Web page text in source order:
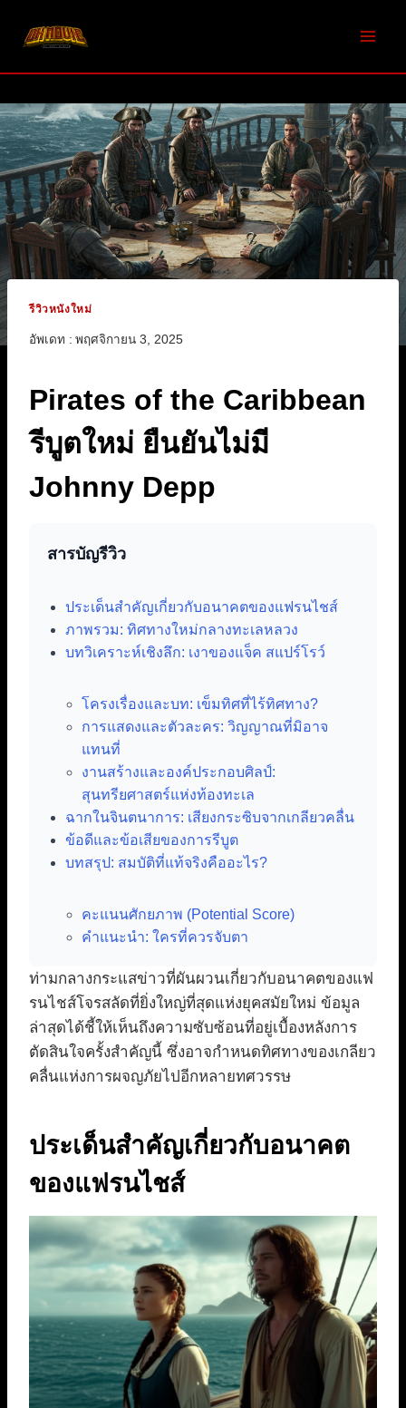
รีวิวหนังใหม่
อัพเดท : พฤศจิกายน 3, 2025
Pirates of the Caribbean
รีบูตใหม่ ยืนยันไม่มี
Johnny Depp
สารบัญรีวิว
ประเด็นสำคัญเกี่ยวกับอนาคตของแฟรนไชส์
ภาพรวม: ทิศทางใหม่กลางทะเลหลวง
บทวิเคราะห์เชิงลึก: เงาของแจ็ค สแปร์โรว์
โครงเรื่องและบท: เข็มทิศที่ไร้ทิศทาง?
การแสดงและตัวละคร: วิญญาณที่มิอาจ
แทนที่
งานสร้างและองค์ประกอบศิลป์:
สุนทรียศาสตร์แห่งท้องทะเล
ฉากในจินตนาการ: เสียงกระซิบจากเกลียวคลื่น
ข้อดีและข้อเสียของการรีบูต
บทสรุป: สมบัติที่แท้จริงคืออะไร?
คะแนนศักยภาพ (Potential Score)
คำแนะนำ: ใครที่ควรจับตา
ท่ามกลางกระแสข่าวที่ผันผวนเกี่ยวกับอนาคตของแฟ
รนไชส์โจรสลัดที่ยิ่งใหญ่ที่สุดแห่งยุคสมัยใหม่ ข้อมูล
ล่าสุดได้ชี้ให้เห็นถึงความซับซ้อนที่อยู่เบื้องหลังการ
ตัดสินใจครั้งสำคัญนี้ ซึ่งอาจกำหนดทิศทางของเกลียว
คลื่นแห่งการผจญภัยไปอีกหลายทศวรรษ
ประเด็นสำคัญเกี่ยวกับอนาคต
ของแฟรนไชส์